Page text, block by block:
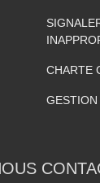
CHARTE